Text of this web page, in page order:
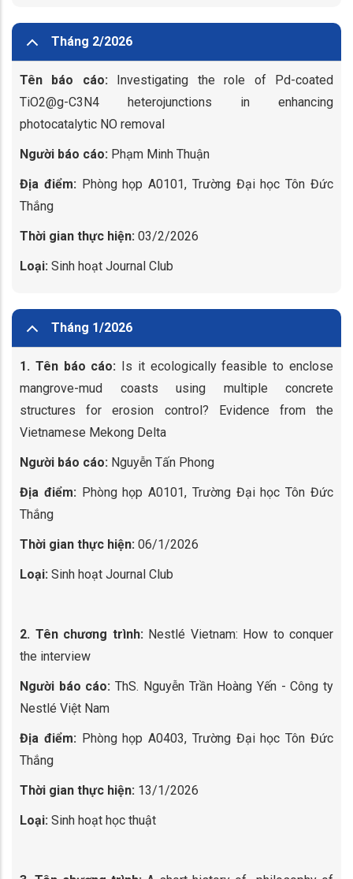
Tháng 2/2026
Tên báo cáo: Investigating the role of Pd-coated
TiO2@g-C3N4 heterojunctions in enhancing
photocatalytic NO removal
Người báo cáo: Phạm Minh Thuận
Địa điểm: Phòng họp A0101, Trường Đại học Tôn Đức
Thắng
Thời gian thực hiện: 03/2/2026
Loại: Sinh hoạt Journal Club
Tháng 1/2026
1. Tên báo cáo: Is it ecologically feasible to enclose
mangrove-mud coasts using multiple concrete
structures for erosion control? Evidence from the
Vietnamese Mekong Delta
Người báo cáo: Nguyễn Tấn Phong
Địa điểm: Phòng họp A0101, Trường Đại học Tôn Đức
Thắng
Thời gian thực hiện: 06/1/2026
Loại: Sinh hoạt Journal Club
2. Tên chương trình: Nestlé Vietnam: How to conquer
the interview
Người báo cáo: ThS. Nguyễn Trần Hoàng Yến - Công ty
Nestlé Việt Nam
Địa điểm: Phòng họp A0403, Trường Đại học Tôn Đức
Thắng
Thời gian thực hiện: 13/1/2026
Loại: Sinh hoạt học thuật